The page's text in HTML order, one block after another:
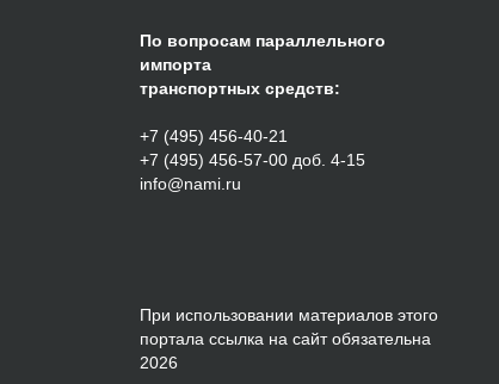
По вопросам параллельного
импорта
транспортных средств:
+7 (495) 456-40-21
+7 (495) 456-57-00 доб. 4-15
info@nami.ru
При использовании материалов этого
портала ссылка на сайт обязательна
2026